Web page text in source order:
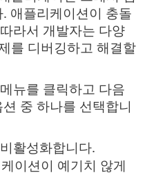
애플리케이션이 충돌
라서 개발자는 다양
를 디버깅하고 해결할
뉴를 클릭하고 다음
중 하나를 선택합니
활성화합니다.
이션이 예기치 않게